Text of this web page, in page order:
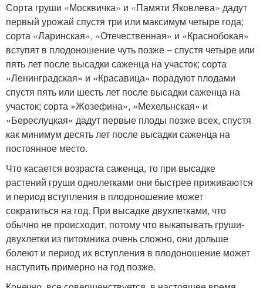
Сорта груши «Москвичка» и «Памяти Яковлева» дадут
первый урожай спустя три или максимум четыре года;
сорта «Ларинская», «Отечественная» и «Краснобокая»
вступят в плодоношение чуть позже – спустя четыре или
пять лет после высадки саженца на участок; сорта
«Ленинградская» и «Красавица» порадуют плодами
спустя пять или шесть лет после высадки саженца на
участок; сорта «Жозефина», «Мехельнская» и
«Береслуцкая» дадут первые плоды позже всех, спустя
как минимум десять лет после высадки саженца на
постоянное место.
Что касается возраста саженца, то при высадке
растений груши однолетками они быстрее приживаются
и период вступления в плодоношение может
сократиться на год. При высадке двухлетками, что
обычно не происходит, потому что выкапывать груши-
двухлетки из питомника очень сложно, они дольше
болеют и период их вступления в плодоношение может
наступить примерно на год позже.